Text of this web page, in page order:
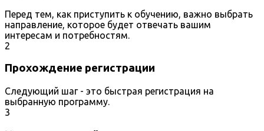
Перед тем, как приступить к обучению, важно выбрать
направление, которое будет отвечать вашим
интересам и потребностям.
2
Прохождение регистрации
Следующий шаг - это быстрая регистрация на
выбранную программу.
3